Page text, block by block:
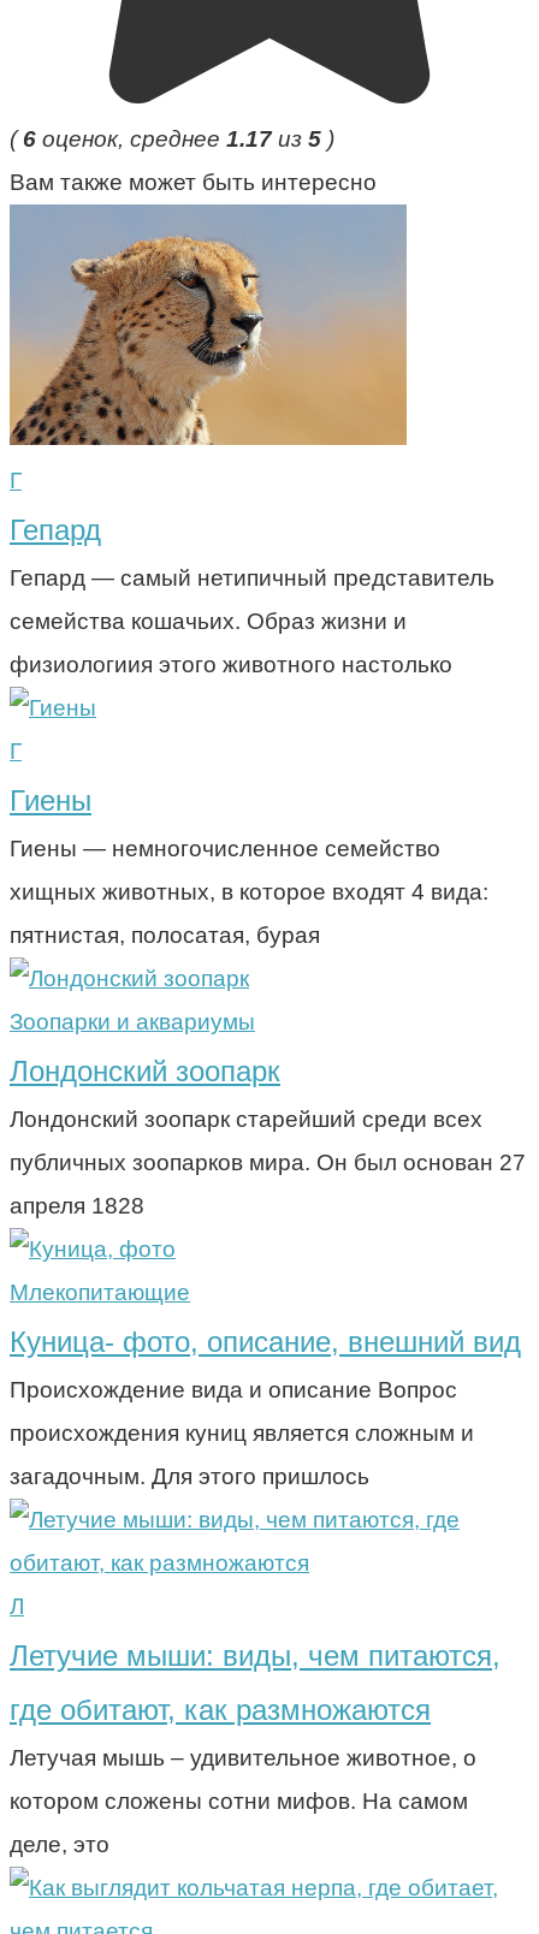
(6 оценок, среднее 1.17из 5 )
Вам также может быть интересно
Г
Гепард
Гепард — самый нетипичный представитель
семейства кошачьих. Образ жизни и
физиологиия этого животного настолько
Г
Гиены
Гиены — немногочисленное семейство
хищных животных, в которое входят 4 вида:
пятнистая, полосатая, бурая
Зоопарки и аквариумы
Лондонский зоопарк
Лондонский зоопарк старейший среди всех
публичных зоопарков мира. Он был основан 27
апреля 1828
Млекопитающие
Куница- фото, описание, внешний вид
Происхождение вида и описание Вопрос
происхождения куниц является сложным и
загадочным. Для этого пришлось
Л
Летучие мыши: виды, чем питаются,
где обитают, как размножаются
Летучая мышь – удивительное животное, о
котором сложены сотни мифов. На самом
деле, это